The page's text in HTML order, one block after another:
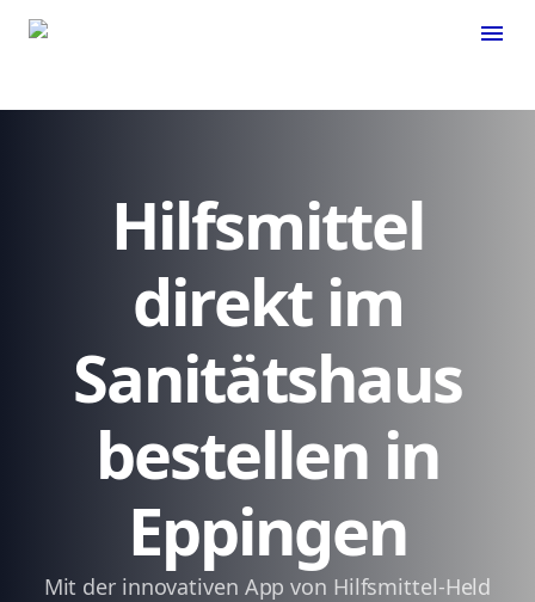
menu
Hilfsmittel
direkt im
Sanitätshaus
bestellen in
Eppingen
Mit der innovativen App von Hilfsmittel-Held